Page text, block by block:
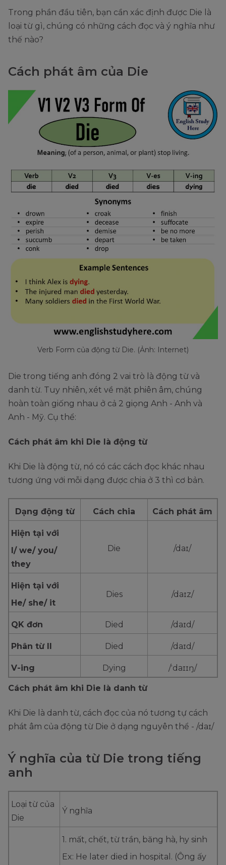
Trong phần đầu tiên, bạn cần xác định được Die là
loại từ gì, chúng có những cách đọc và ý nghĩa như
thế nào?
Cách phát âm của Die
Verb Form của động từ Die. (Ảnh: Internet)
Die trong tiếng anh đóng 2 vai trò là động từ và
danh từ. Tuy nhiên, xét về mặt phiên âm, chúng
hoàn toàn giống nhau ở cả 2 giọng Anh - Anh và
Anh - Mỹ. Cụ thể:
Cách phát âm khi Die là động từ
Khi Die là động từ, nó có các cách đọc khác nhau
tương ứng với mỗi dạng được chia ở 3 thì cơ bản.
Dạng động từ Cách chia Cách phát âm
Hiện tại với
I/ we/ you/
they
Die /daɪ/
Hiện tại với
He/ she/ it
Dies /daɪz/
QK đơn Died /daɪd/
Phân từ II Died /daɪd/
V-ing Dying /ˈdaɪɪŋ/
Cách phát âm khi Die là danh từ
Khi Die là danh từ, cách đọc của nó tương tự cách
phát âm của động từ Die ở dạng nguyên thể - /daɪ/
Ý nghĩa của từ Die trong tiếng
anh
Loại từ của
Die
Ý nghĩa
1. mất, chết, từ trần, băng hà, hy sinh
Ex: He later died in hospital. (Ông ấy